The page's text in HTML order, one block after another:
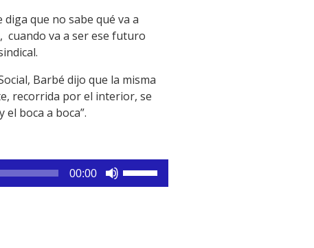
que no sabe qué va a
cuando va a ser ese futuro
Barbé dijo que la misma
recorrida por el interior, se
boca a boca”.
00:00